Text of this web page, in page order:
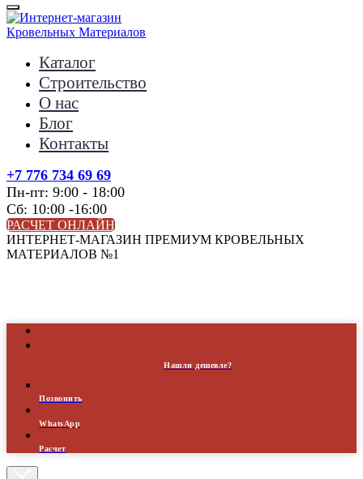
Каталог
Строительство
О нас
Блог
Контакты
+7 776 734 69 69
Пн-пт: 9:00 - 18:00
Сб: 10:00 -16:00
РАСЧЕТ ОНЛАЙН
ИНТЕРНЕТ-МАГАЗИН ПРЕМИУМ КРОВЕЛЬНЫХ
МАТЕРИАЛОВ №1
Нашли дешевле?
Позвонить
WhatsApp
Расчет